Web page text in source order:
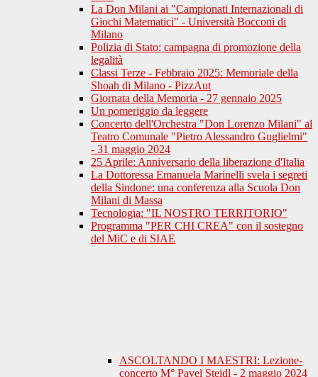
La Don Milani ai "Campionati Internazionali di
Giochi Matematici" - Università Bocconi di
Milano
Polizia di Stato: campagna di promozione della
legalità
Classi Terze - Febbraio 2025: Memoriale della
Shoah di Milano - PizzAut
Giornata della Memoria - 27 gennaio 2025
Un pomeriggio da leggere
Concerto dell'Orchestra "Don Lorenzo Milani" al
Teatro Comunale "Pietro Alessandro Guglielmi"
- 31 maggio 2024
25 Aprile: Anniversario della liberazione d'Italia
La Dottoressa Emanuela Marinelli svela i segreti
della Sindone: una conferenza alla Scuola Don
Milani di Massa
Tecnologia: "IL NOSTRO TERRITORIO"
Programma "PER CHI CREA" con il sostegno
del MiC e di SIAE
ASCOLTANDO I MAESTRI: Lezione-
concerto M° Pavel Steidl - 2 maggio 2024